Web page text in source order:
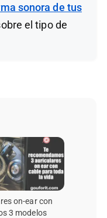
sonora de tus
el tipo de
on-ear con
3 modelos